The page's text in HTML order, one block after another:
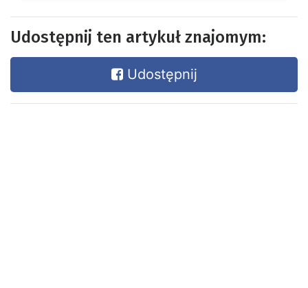
Udostępnij ten artykuł znajomym:
Udostępnij